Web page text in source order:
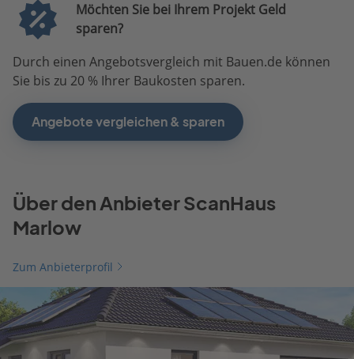
Möchten Sie bei Ihrem Projekt Geld
sparen?
Durch einen Angebotsvergleich mit Bauen.de können
Sie bis zu 20 % Ihrer Baukosten sparen.
Angebote vergleichen & sparen
Über den Anbieter ScanHaus
Marlow
Zum Anbieterprofil